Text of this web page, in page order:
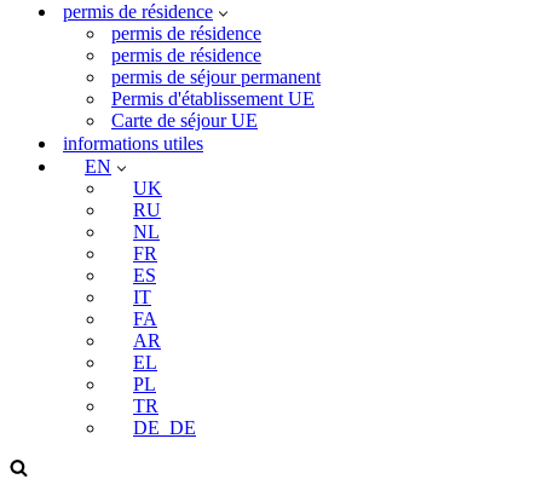
permis de résidence
permis de résidence
permis de résidence
permis de séjour permanent
Permis d'établissement UE
Carte de séjour UE
informations utiles
EN
UK
RU
NL
FR
ES
IT
FA
AR
EL
PL
TR
DE_DE